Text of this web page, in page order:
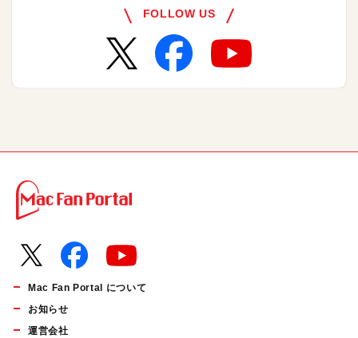
FOLLOW US
Mac Fan Portal について
お知らせ
運営会社